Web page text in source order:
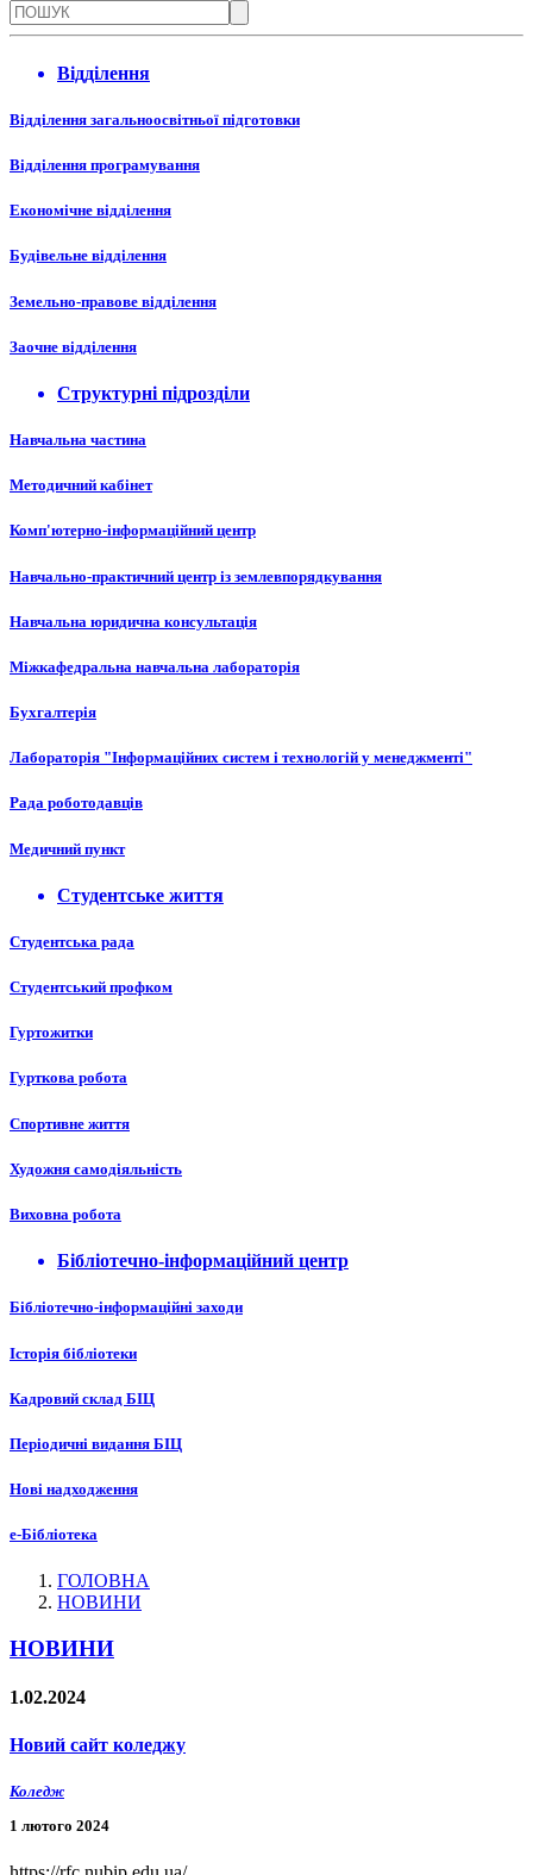
Відділення
Відділення загальноосвітньої підготовки
Відділення програмування
Економічне відділення
Будівельне відділення
Земельно-правове відділення
Заочне відділення
Структурні підрозділи
Навчальна частина
Методичний кабінет
Комп'ютерно-інформаційний центр
Навчально-практичний центр із землевпорядкування
Навчальна юридична консультація
Міжкафедральна навчальна лабораторія
Бухгалтерія
Лабораторія "Інформаційних систем і технологій у менеджменті"
Рада роботодавців
Медичний пункт
Студентське життя
Студентська рада
Студентський профком
Гуртожитки
Гурткова робота
Спортивне життя
Художня самодіяльність
Виховна робота
Бібліотечно-інформаційний центр
Бібліотечно-інформаційні заходи
Історія бібліотеки
Кадровий склад БІЦ
Періодичні видання БІЦ
Нові надходження
е-Бібліотека
ГОЛОВНА
НОВИНИ
НОВИНИ
1.02.2024
Новий сайт коледжу
Коледж
1 лютого 2024